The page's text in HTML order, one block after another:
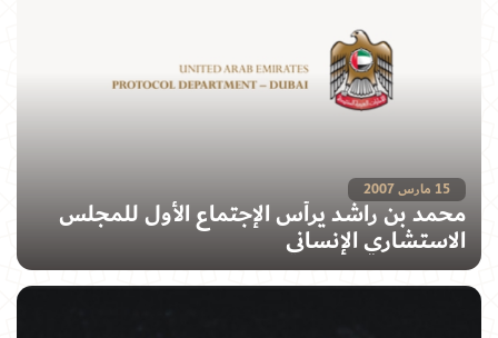
15 مارس 2007
محمد بن راشد يرأس الإجتماع الأول للمجلس
الاستشاري الإنساني